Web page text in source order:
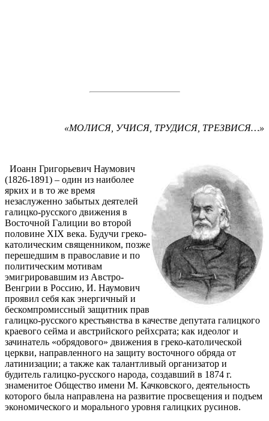
«МОЛИСЯ, УЧИСЯ, ТРУДИСЯ, ТРЕЗВИСЯ…»
Иоанн Григорьевич Наумович
(1826-1891) – один из наиболее
ярких и в то же время
незаслуженно забытых деятелей
галицко-русского движения в
Восточной Галиции во второй
половине ХIX века. Будучи греко-
католическим священником, позже
перешедшим в православие и по
политическим мотивам
эмигрировавшим из Австро-
Венгрии в Россию, И. Наумович
проявил себя как энергичный и
бескомпромиссный защитник прав
галицко-русского крестьянства в качестве депутата галицкого
краевого сейма и австрийского рейхсрата; как идеолог и
зачинатель «обрядового» движения в греко-католической
церкви, направленного на защиту восточного обряда от
латинизации; а также как талантливый организатор и
будитель галицко-русского народа, создавший в 1874 г.
знаменитое Общество имени М. Качковского, деятельность
которого была направлена на развитие просвещения и подъем
экономического и морального уровня галицких русинов.